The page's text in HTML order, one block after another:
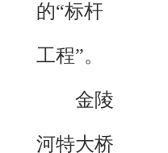
的“标杆
工程”。
金陵
河特大桥